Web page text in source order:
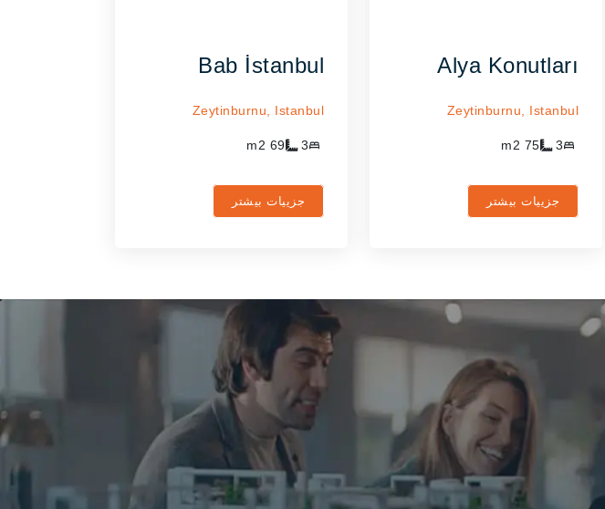
Alya Konutları
Zeytinburnu, Istanbul
3
75
جزییات بیشتر
Bab İstanbul
Zeytinburnu, Istanbul
3
69
جزییات بیشتر